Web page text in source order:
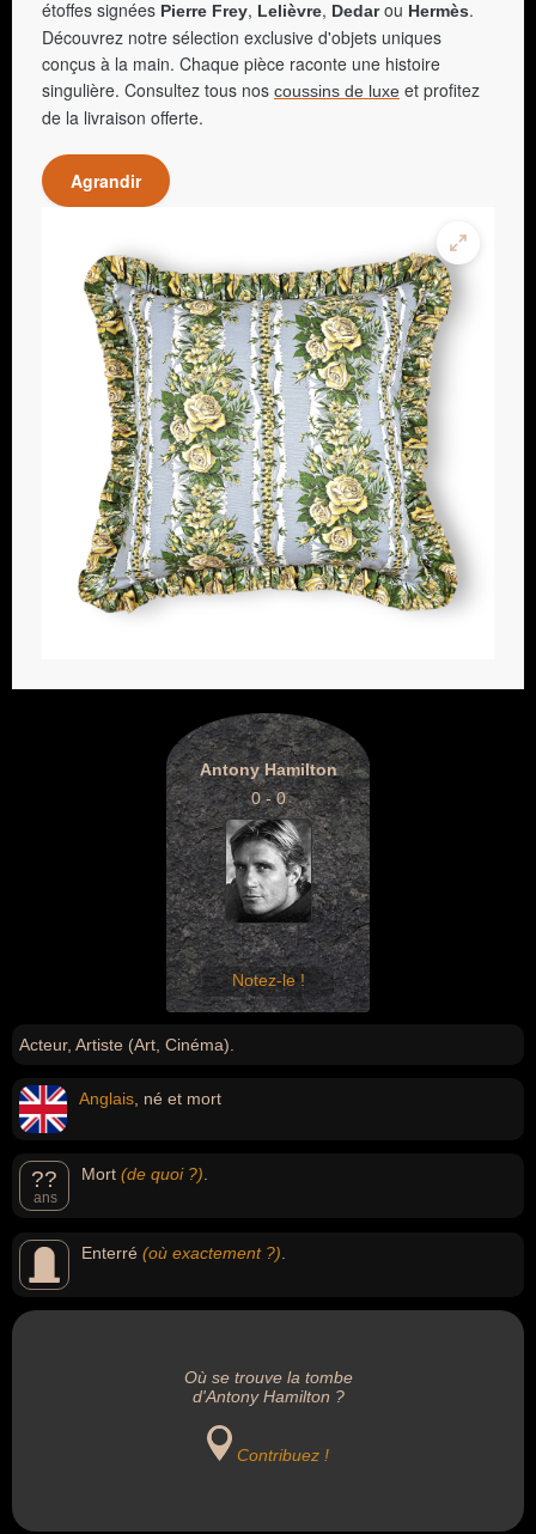
étoffes signées Pierre Frey, Lelièvre, Dedarou Hermès.
Découvrez notre sélection exclusive d'objets uniques
conçus à la main. Chaque pièce raconte une histoire
singulière. Consultez tous nos coussins de luxe et profitez
de la livraison offerte.
Agrandir
Antony Hamilton
0 - 0
Notez-le !
Acteur, Artiste (Art, Cinéma).
Anglais , né et mort
??
ans
Mort (de quoi ?)
Enterré (où exactement ?)
Où se trouve la tombe
d'Antony Hamilton ?
Contribuez !